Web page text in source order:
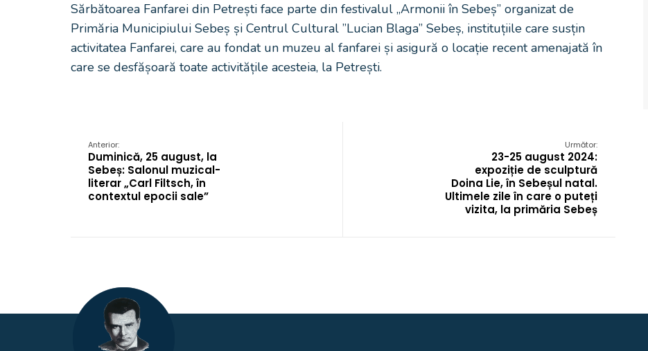
Sărbătoarea Fanfarei din Petrești face parte din festivalul „Armonii în Sebeș” organizat de
Primăria Municipiului Sebeș și Centrul Cultural ”Lucian Blaga” Sebeș, instituțiile care susțin
activitatea Fanfarei, care au fondat un muzeu al fanfarei și asigură o locație recent amenajată în
care se desfășoară toate activitățile acesteia, la Petrești.
Anterior:
Duminică, 25 august, la
Sebeș: Salonul muzical-
literar „Carl Filtsch, în
contextul epocii sale”
Următor:
23-25 august 2024:
expoziție de sculptură
Doina Lie, în Sebeșul natal.
Ultimele zile în care o puteți
vizita, la primăria Sebeș